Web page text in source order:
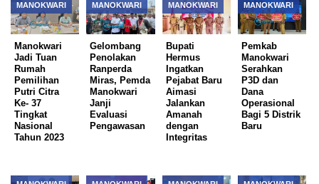
MANOKWARI
Manokwari
Jadi Tuan
Rumah
Pemilihan
Putri Citra
Ke- 37
Tingkat
Nasional
Tahun 2023
MANOKWARI
Gelombang
Penolakan
Ranperda
Miras, Pemda
Manokwari
Janji
Evaluasi
Pengawasan
MANOKWARI
Bupati
Hermus
Ingatkan
Pejabat Baru
Aimasi
Jalankan
Amanah
dengan
Integritas
MANOKWARI
Pemkab
Manokwari
Serahkan
P3D dan
Dana
Operasional
Bagi 5 Distrik
Baru